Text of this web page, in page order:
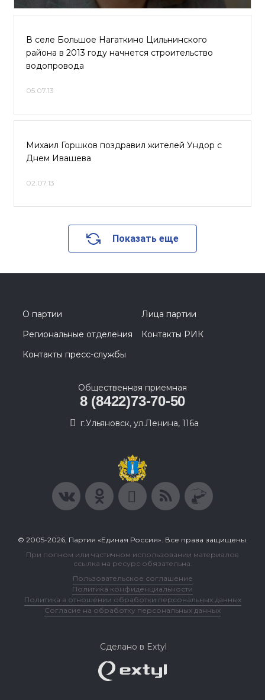
В селе Большое Нагаткино Цильнинского
района в 2013 году начнется строительство
водопровода
05.07.13
Михаил Горшков поздравил жителей Ундор с
Днем Ивашева
02.07.13
Показать еще
О партии
Лица партии
Региональные отделения
Контакты РИК
Контакты пресс-службы
Общественная приемная
8 (8422)73-70-50
г.Ульяновск, ул.Ленина, 116а
© 2005-2026, Партия «Единая Россия». Все права защищены.
При полном или частичном использовании материалов
ссылка на ресурс обязательна.
Пользовательское соглашение
Политика конфиденциальности
Политика в отношении обработки персональных данных
Согласие на обработку персональных данных
Сделано в Extyl